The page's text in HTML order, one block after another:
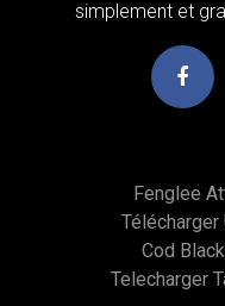
simplement et
Fenglee
Télécharger
Cod
Telecharger